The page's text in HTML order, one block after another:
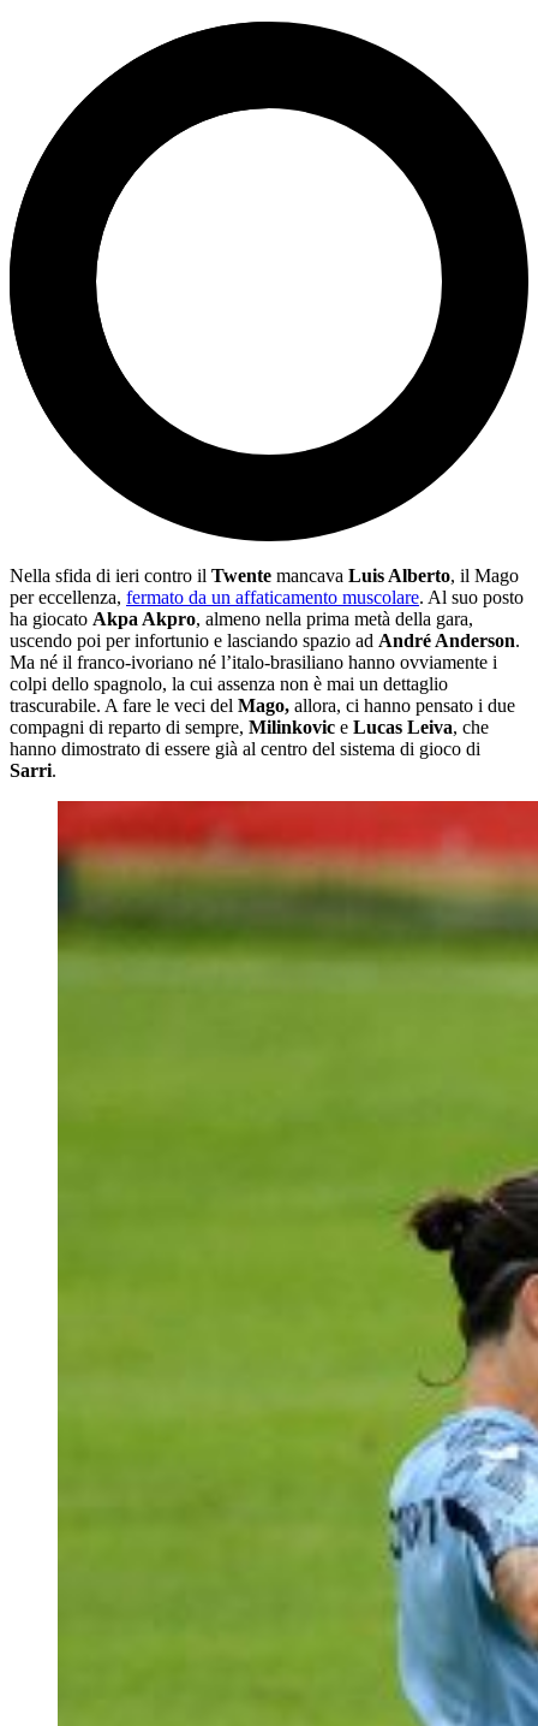
Nella sfida di ieri contro il Twente mancava Luis Alberto, il Mago
per eccellenza, fermato da un affaticamento muscolare. Al suo posto
ha giocato Akpa Akpro, almeno nella prima metà della gara,
uscendo poi per infortunio e lasciando spazio ad André Anderson.
Ma né il franco-ivoriano né l’italo-brasiliano hanno ovviamente i
colpi dello spagnolo, la cui assenza non è mai un dettaglio
trascurabile. A fare le veci del Mago, allora, ci hanno pensato i due
compagni di reparto di sempre, Milinkovic e Lucas Leiva, che
hanno dimostrato di essere già al centro del sistema di gioco di
Sarri.